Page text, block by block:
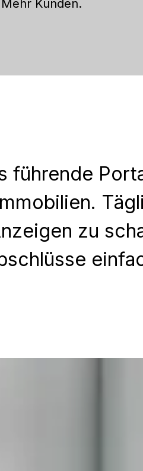
Kunden.
führende
zu